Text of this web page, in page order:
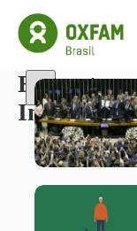
Etiqueta:
Inesc